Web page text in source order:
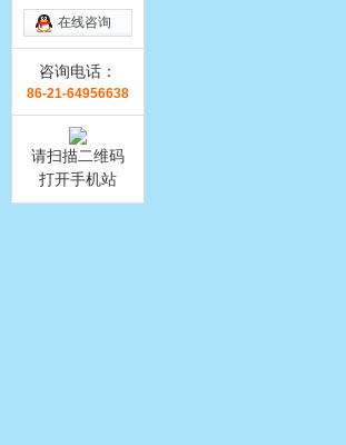
在线咨询
咨询电话：
86-21-64956638
请扫描二维码
打开手机站